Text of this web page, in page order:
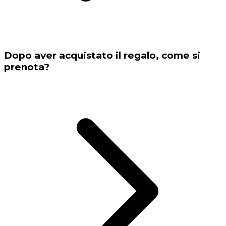
Dopo aver acquistato il regalo, come si
prenota?